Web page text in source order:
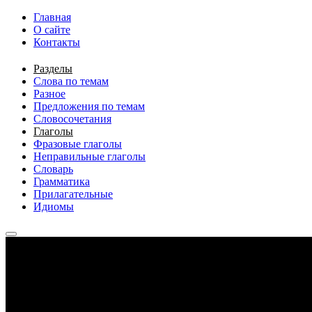
Перейти к основному содержанию
Главная
О сайте
Контакты
Разделы
Слова по темам
Разное
Предложения по темам
Словосочетания
Глаголы
Фразовые глаголы
Неправильные глаголы
Словарь
Грамматика
Прилагательные
Идиомы